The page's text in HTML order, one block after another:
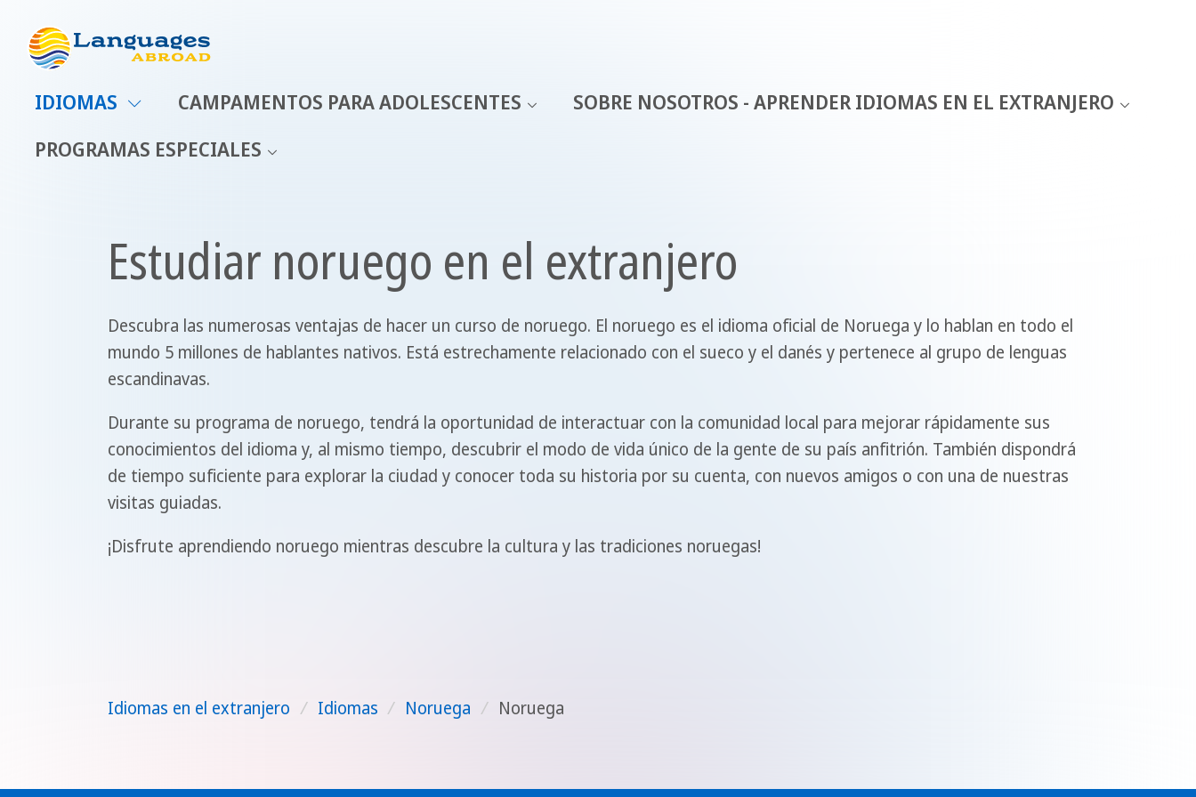
IDIOMAS CAMPAMENTOS PARA ADOLESCENTES
SOBRE NOSOTROS - APRENDER IDIOMAS EN EL EXTRANJERO
PROGRAMAS ESPECIALES
Estudiar noruego en el extranjero
Descubra las numerosas ventajas de hacer un curso de noruego. El noruego es el idioma oficial de Noruega y lo hablan en todo el
mundo 5 millones de hablantes nativos. Está estrechamente relacionado con el sueco y el danés y pertenece al grupo de lenguas
escandinavas.
Durante su programa de noruego, tendrá la oportunidad de interactuar con la comunidad local para mejorar rápidamente sus
conocimientos del idioma y, al mismo tiempo, descubrir el modo de vida único de la gente de su país anfitrión. También dispondrá
de tiempo suficiente para explorar la ciudad y conocer toda su historia por su cuenta, con nuevos amigos o con una de nuestras
visitas guiadas.
¡Disfrute aprendiendo noruego mientras descubre la cultura y las tradiciones noruegas!
Idiomas en el extranjero / Idiomas / Noruega / Noruega